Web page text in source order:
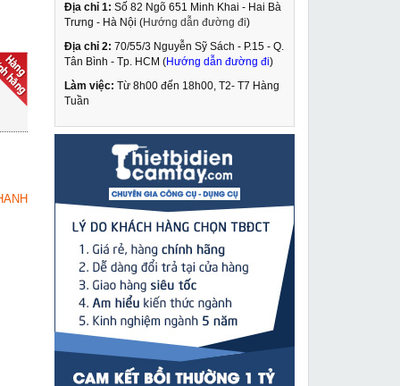
Địa chỉ 1: Số 82 Ngõ 651 Minh Khai - Hai Bà
Trưng - Hà Nội (Hướng dẫn đường đi)
Địa chỉ 2: 70/55/3 Nguyễn Sỹ Sách - P.15 - Q.
Tân Bình - Tp. HCM (Hướng dẫn đường đi)
Làm việc: Từ 8h00 đến 18h00, T2- T7 Hàng
Tuần
MUA NGAY
Máy khoan bắn vít
Makita 6413
1,209,000 VNĐ
lượng cao Sencan
541003
689,000 VNĐ
1,229,000 VNĐ
MUA NGAY
Máy cắt đá Makita
4100NB
3,885,000 VNĐ
4,250,000 VNĐ
Máy hàn Mig tự động
Jasic MZ-630 (J38)
65,490,000 VNĐ
72,230,000 VNĐ